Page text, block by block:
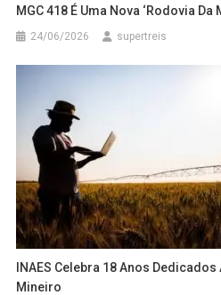
MGC 418 É Uma Nova ‘Rodovia Da
24/06/2026 supertreis
INAES Celebra 18 Anos
Mineiro